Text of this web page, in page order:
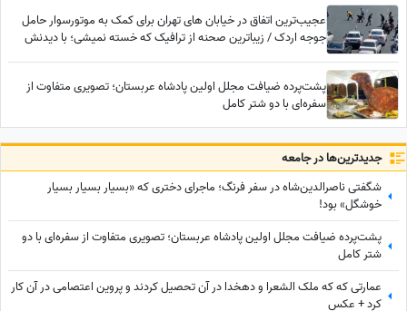
عجیب‌ترین اتفاق در خیابان های تهران برای کمک به موتورسوار حامل
جوجه اردک / زیباترین صحنه از ترافیک که خسته نمیشی؛ با دیدنش
پشت‌پرده ضیافت مجلل اولین پادشاه عربستان؛ تصویری متفاوت از
سفره‌ای با دو شتر کامل
جدید‌ترین‌ها در جامعه
شگفتی ناصرالدین‌شاه در سفر فرنگ؛ ماجرای دختری که «بسیار بسیار بسیار
خوشگل» بود!
پشت‌پرده ضیافت مجلل اولین پادشاه عربستان؛ تصویری متفاوت از سفره‌ای با دو
شتر کامل
عمارتی که که ملک الشعرا و دهخدا در آن تحصیل کردند و پروین اعتصامی در آن کار
کرد + عکس